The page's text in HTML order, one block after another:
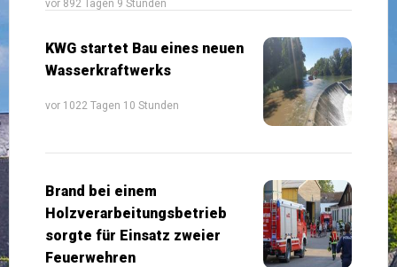
vor 892 Tagen 9 Stunden
KWG startet Bau eines neuen
Wasserkraftwerks
vor 1022 Tagen 10 Stunden
Brand bei einem
Holzverarbeitungsbetrieb
sorgte für Einsatz zweier
Feuerwehren